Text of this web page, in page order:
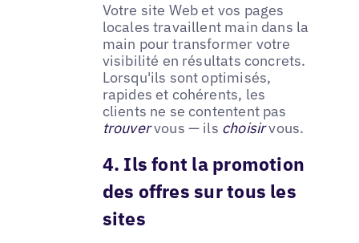
Votre site Web et vos pages
locales travaillent main dans la
main pour transformer votre
visibilité en résultats concrets.
Lorsqu'ils sont optimisés,
rapides et cohérents, les
clients ne se contentent pas
trouvervous — ils choisirvous.
4. Ils font la promotion
des offres sur tous les
sites